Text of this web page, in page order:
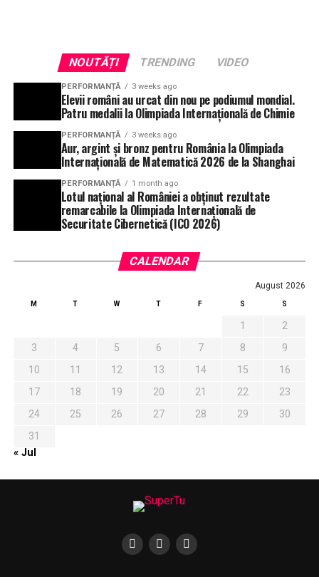
NOUTĂȚI TRENDING VIDEO
PERFORMANȚĂ 3 weeks ago
Elevii români au urcat din nou pe podiumul mondial.
Patru medalii la Olimpiada Internațională de Chimie
PERFORMANȚĂ 3 weeks ago
Aur, argint și bronz pentru România la Olimpiada
Internațională de Matematică 2026 de la Shanghai
PERFORMANȚĂ 1 month ago
Lotul național al României a obținut rezultate
remarcabile la Olimpiada Internațională de
Securitate Cibernetică (ICO 2026)
CALENDAR
August 2026
M T W T F S S
1
2
3
4 5 6 7 8
9
10
11 12 13 14 15
16
17
18 19 20 21 22
23
24
25 26 27 28 29
30
31
« Jul